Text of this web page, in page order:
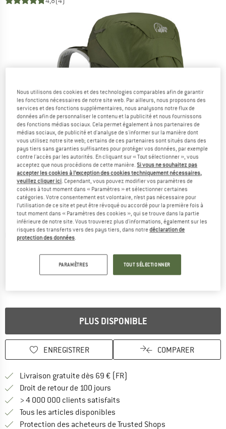
Photos détaillées
PLUS DISPONIBLE
ENREGISTRER COMPARER
Livraison gratuite dès 69 € (FR)
Droit de retour de 100 jours
> 4 000 000 clients satisfaits
Tous les articles disponibles
Protection des acheteurs de Trusted Shops
Nous utilisons des cookies et des technologies comparables afin de garantir
les fonctions nécessaires de notre site web. Par ailleurs, nous proposons des
services et des fonctions supplémentaires, nous analysons notre flux de
données afin de personnaliser le contenu et la publicité et nous fournissons
des fonctions médias sociaux. Cela permet également à nos partenaires de
médias sociaux, de publicité et d'analyse de s'informer sur la manière dont
vous utilisez notre site web; certains de ces partenaires sont situés dans des
pays tiers sans garanties suffisantes pour protéger vos données, par exemple
contre l'accès par les autorités. En cliquant sur « Tout sélectionner », vous
acceptez que nous procédions de cette manière.Si vous ne souhaitez pas
accepter les cookies à l’exception des cookies techniquement nécessaires,
veuillez cliquer ici. Cependant, vous pouvez modifier vos paramètres de
cookies à tout moment dans « Paramètres » et sélectionner certaines
catégories. Votre consentement est volontaire, n’est pas nécessaire pour
l’utilisation de ce site et peut être révoqué ou accordé pour la première fois à
tout moment dans « Paramètres des cookies », qui se trouve dans la partie
inférieure de notre site. Vous trouverez plus d'informations, également sur les
risques des transferts vers des pays tiers, dans notredéclaration de
protection des données.
PARAMÈTRES TOUT SÉLECTIONNER